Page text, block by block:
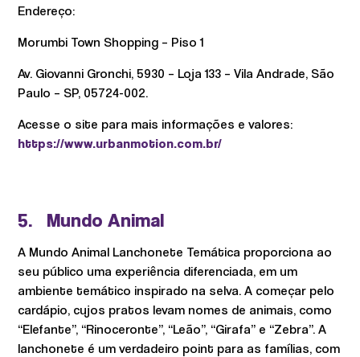
Endereço:
Morumbi Town Shopping – Piso 1
Av. Giovanni Gronchi, 5930 – Loja 133 – Vila Andrade, São
Paulo – SP, 05724-002.
Acesse o site para mais informações e valores:
https://www.urbanmotion.com.br/
5. Mundo Animal
A Mundo Animal Lanchonete Temática proporciona ao
seu público uma experiência diferenciada, em um
ambiente temático inspirado na selva. A começar pelo
cardápio, cujos pratos levam nomes de animais, como
“Elefante”, “Rinoceronte”, “Leão”, “Girafa” e “Zebra”. A
lanchonete é um verdadeiro point para as famílias, com